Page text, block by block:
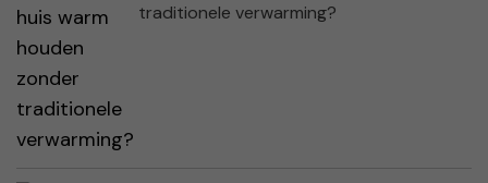
traditionele verwarming?